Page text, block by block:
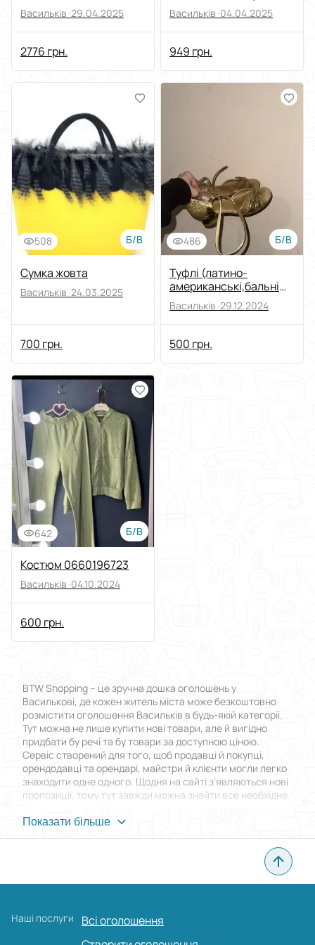
studio al 2311
Васильків ·29.04.2025
2776 грн.
32gb
Васильків ·04.04.2025
949 грн.
508 Б/В
Сумка жовта
Васильків ·24.03.2025
700 грн.
486 Б/В
Туфлі (латино-
американські,бальні
танці)
Васильків ·29.12.2024
500 грн.
642 Б/В
Костюм 0660196723
Васильків ·04.10.2024
600 грн.
BTW Shopping – це зручна дошка оголошень у
Василькові, де кожен житель міста може безкоштовно
розмістити оголошення Васильків в будь-якій категорії.
Тут можна не лише купити нові товари, але й вигідно
придбати бу речі та бу товари за доступною ціною.
Сервіс створений для того, щоб продавці й покупці,
орендодавці та орендарі, майстри й клієнти могли легко
знаходити одне одного. Щодня на сайті з’являються нові
пропозиції, тому тут завжди можна знайти все необхідне.
Переваги BTW Shopping
полягає в тому, що розмістити оголошення Васильків
дозволяє швидко знайти потрібну пропозицію, будь то
нові товари чи бу речі, а фільтри та пошук допомагають
Показати більше
Наші послуги
Всі оголошення